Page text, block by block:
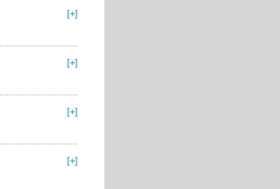
[+]
[+]
[+]
[+]